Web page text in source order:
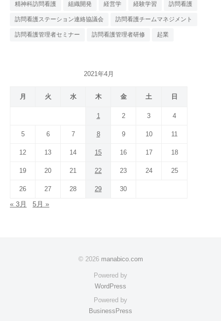
精神科訪問看護 組織開発 経営学 経験学習 訪問看護
訪問看護ステーション連絡協議会 訪問看護チームマネジメント
訪問看護管理者セミナー 訪問看護管理者研修 起業
2021年4月
月 火 水 木 金 土 日
1 2 3 4
5 6 7 8 9 10 11
12 13 14 15 16 17 18
19 20 21 22 23 24 25
26 27 28 29 30
« 3月 5月 »
© 2026 manabico.com
Powered by
WordPress
Powered by
BusinessPress